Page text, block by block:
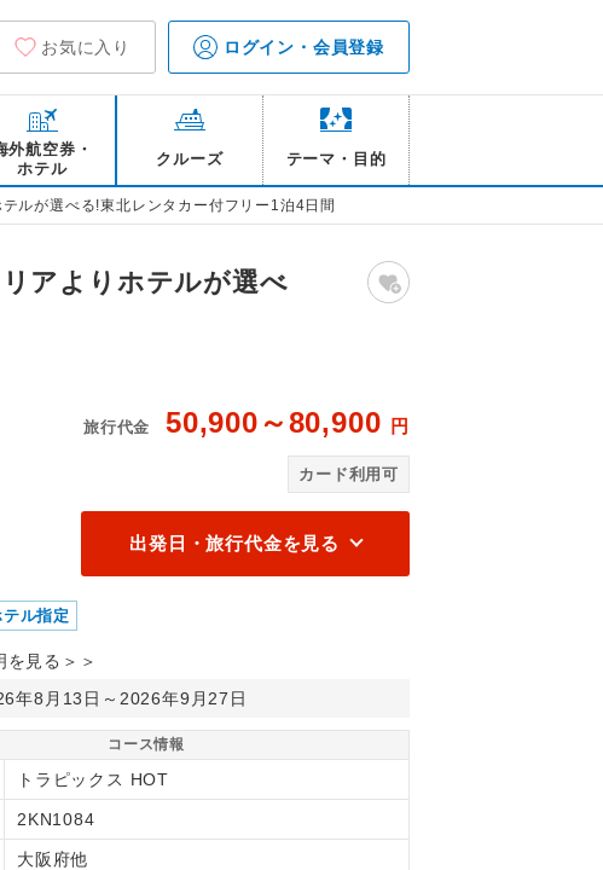
お気に入り ログイン・会員登録
外航空券・
ホテル
クルーズ テーマ・目的
ルが選べる!東北レンタカー付フリー1泊4日間
アよりホテルが選べ
旅行代金 50,900～80,900 円
カード利用可
出発日・旅行代金を見る
テル指定
を見る＞＞
年8月13日～2026年9月27日
コース情報
トラピックス HOT
2KN1084
大阪府他